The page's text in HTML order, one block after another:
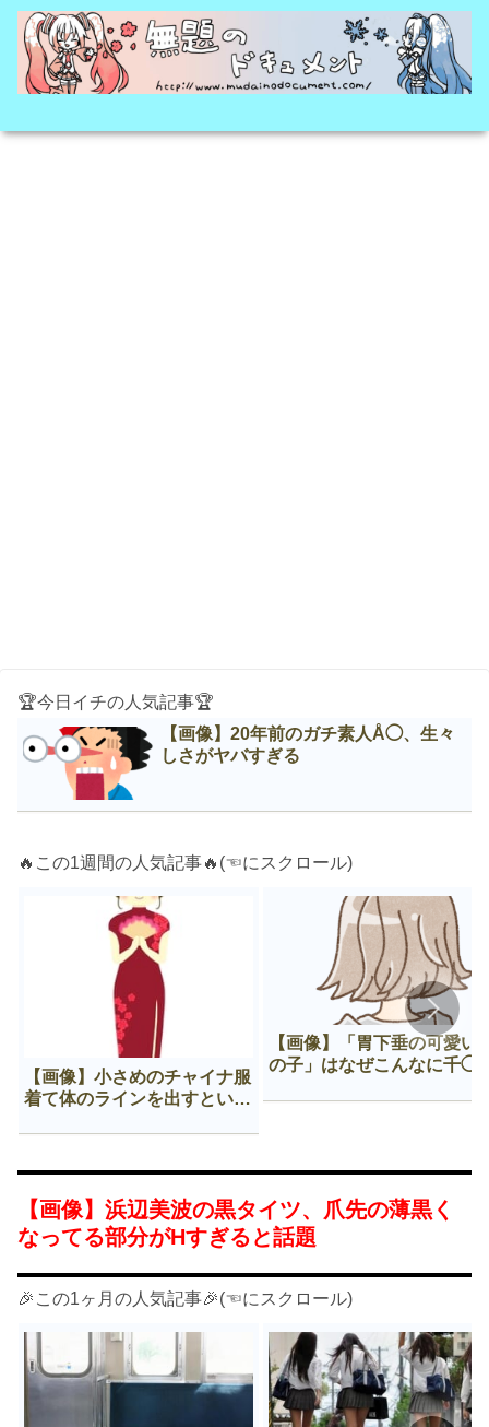
🏆今日イチの人気記事🏆
【画像】20年前のガチ素人Å◯、生々
しさがヤバすぎる
🔥この1週間の人気記事🔥(☜にスクロール)
【画像】小さめのチャイナ服
着て体のラインを出すという
【画像】「胃下垂の可愛い
の子」はなぜこんなに千◯
【画像】浜辺美波の黒タイツ、爪先の薄黒く
なってる部分がHすぎると話題
🎉この1ヶ月の人気記事🎉(☜にスクロール)